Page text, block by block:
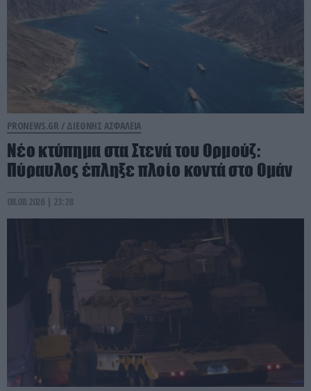
PRONEWS.GR / ΔΙΕΘΝΗΣ ΑΣΦΑΛΕΙΑ
Νέο κτύπημα στα Στενά του Ορμούζ:
Πύραυλος έπληξε πλοίο κοντά στο Ομάν
08.08.2026 | 23:28